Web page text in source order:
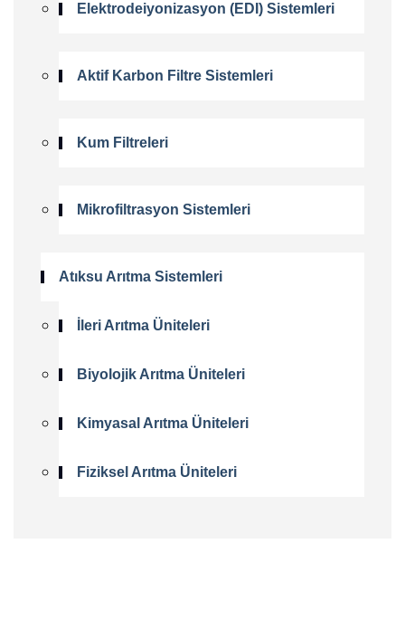
Elektrodeiyonizasyon (EDI) Sistemleri
Aktif Karbon Filtre Sistemleri
Kum Filtreleri
Mikrofiltrasyon Sistemleri
Atıksu Arıtma Sistemleri
İleri Arıtma Üniteleri
Biyolojik Arıtma Üniteleri
Kimyasal Arıtma Üniteleri
Fiziksel Arıtma Üniteleri